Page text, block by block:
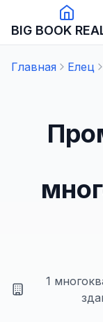
BIG BOOK
Главная Елец
1